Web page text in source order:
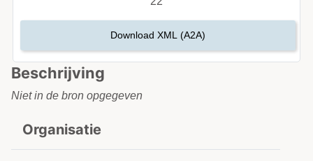
Beschrijving
Niet in de bron opgegeven
Organisatie
Download XML (A2A)